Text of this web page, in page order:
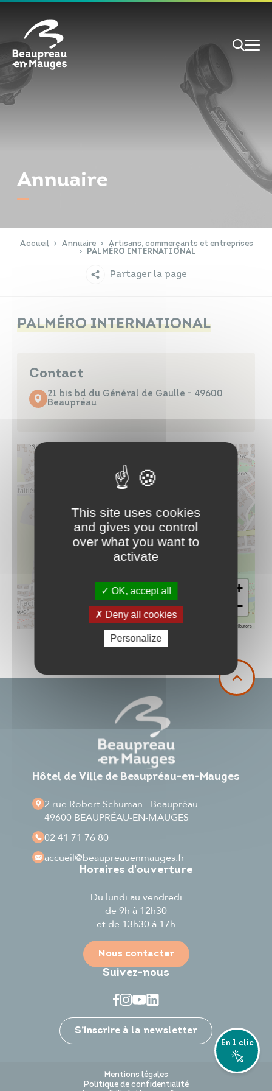
Je participe
RECHERCHE
Annuaire
Accueil Annuaire
Artisans, commerçants et entreprises
PALMÉRO INTERNATIONAL
Partager la page
PALMÉRO INTERNATIONAL
Contact
21 bis bd du Général de Gaulle - 49600
Beaupréau
+
−
Leaflet contributors
Hôtel de Ville de Beaupréau-en-Mauges
2 rue Robert Schuman - Beaupréau
49600 BEAUPRÉAU-EN-MAUGES
02 41 71 76 80
accueil@beaupreauenmauges.fr
Horaires d'ouverture
Du lundi au vendredi
de 9h à 12h30
et de 13h30 à 17h
Nous contacter
Suivez-nous
S’inscrire à la newsletter
Mentions légales
Politique de confidentialité
Annuaires
En 1 clic
Cookies management panel
This site uses cookies
and gives you control
over what you want to
activate
OK, accept all
Deny all cookies
Personalize